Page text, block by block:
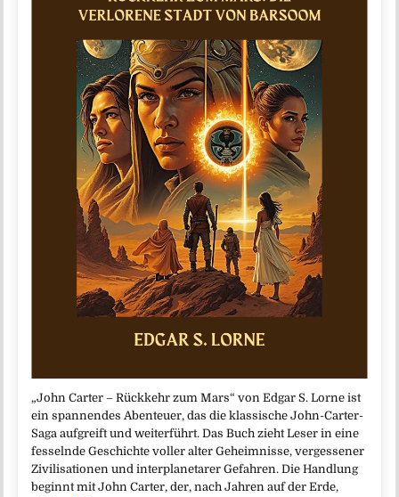
„John Carter – Rückkehr zum Mars“ von Edgar S. Lorne ist
ein spannendes Abenteuer, das die klassische John-Carter-
Saga aufgreift und weiterführt. Das Buch zieht Leser in eine
fesselnde Geschichte voller alter Geheimnisse, vergessener
Zivilisationen und interplanetarer Gefahren. Die Handlung
beginnt mit John Carter, der, nach Jahren auf der Erde,